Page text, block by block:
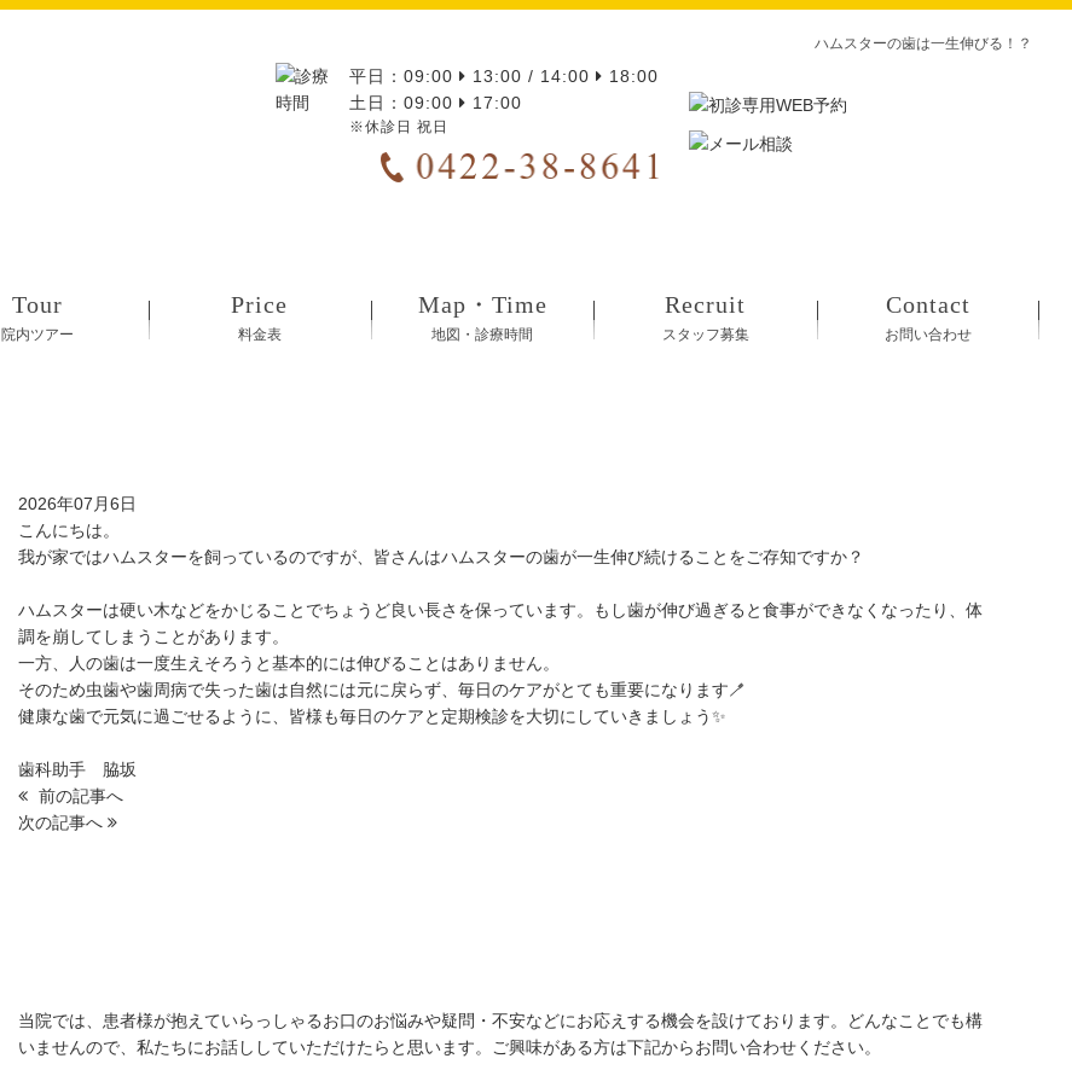
ハムスターの歯は一生伸びる！？
平日：09:00 13:00 / 14:00
18:00
土日：09:00
17:00
※休診日 祝日
Tour
院内ツアー
Price
料金表
Map・Time
地図・診療時間
Recruit
スタッフ募集
Contact
お問い合わせ
2026年07月6日
こんにちは。
我が家ではハムスターを飼っているのですが、皆さんはハムスターの歯が一生伸び続けることをご存知ですか？
ハムスターは硬い木などをかじることでちょうど良い長さを保っています。もし歯が伸び過ぎると食事ができなくなったり、体
調を崩してしまうことがあります。
一方、人の歯は一度生えそろうと基本的には伸びることはありません。
そのため虫歯や歯周病で失った歯は自然には元に戻らず、毎日のケアがとても重要になります🪥
健康な歯で元気に過ごせるように、皆様も毎日のケアと定期検診を大切にしていきましょう✨️
歯科助手 脇坂
前の記事へ
次の記事へ
当院では、患者様が抱えていらっしゃるお口のお悩みや疑問・不安などにお応えする機会を設けております。どんなことでも構
いませんので、私たちにお話ししていただけたらと思います。ご興味がある方は下記からお問い合わせください。